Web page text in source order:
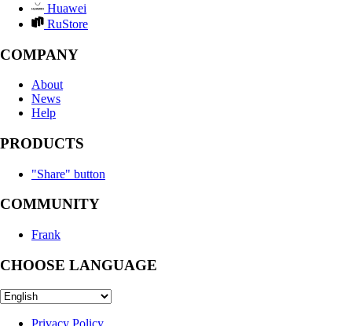
Huawei
RuStore
COMPANY
About
News
Help
PRODUCTS
"Share" button
COMMUNITY
Frank
CHOOSE LANGUAGE
Privacy Policy